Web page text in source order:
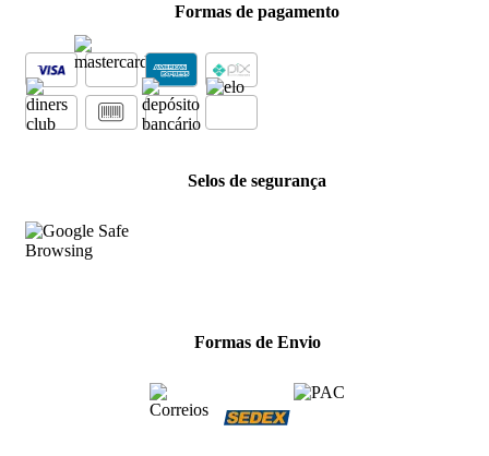
Formas de pagamento
Selos de segurança
Formas de Envio